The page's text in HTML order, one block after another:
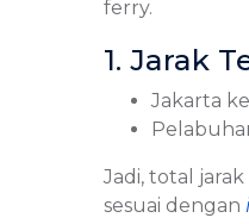
ferry.
1. Jarak
Jakarta
Jadi, total
sesuai dengan